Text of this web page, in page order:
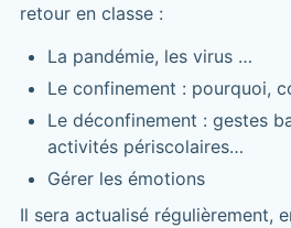
retour en classe :
La pandémie, les virus …
Le confinement : pourquoi,
Le déconfinement : gestes
activités périscolaires…
Gérer les émotions
Il sera actualisé régulièrement,